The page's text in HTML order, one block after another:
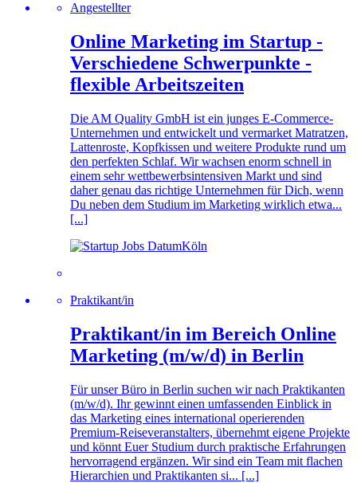
Angestellter
Online Marketing im Startup -
Verschiedene Schwerpunkte -
flexible Arbeitszeiten
Die AM Quality GmbH ist ein junges E-Commerce-
Unternehmen und entwickelt und vermarket Matratzen,
Lattenroste, Kopfkissen und weitere Produkte rund um
den perfekten Schlaf. Wir wachsen enorm schnell in
einem sehr wettbewerbsintensiven Markt und sind
daher genau das richtige Unternehmen für Dich, wenn
Du neben dem Studium im Marketing wirklich etwa...
[...]
Köln
Prak­ti­kan­t/in
Prak­ti­kan­t/in im Be­reich On­line
Mar­ke­ting (m/w/d) in Berlin
Für unser Büro in Berlin suchen wir nach Praktikanten
(m/w/d). Ihr gewinnt einen umfassenden Einblick in
das Marketing eines international operierenden
Premium-Reiseveranstalters, übernehmt eigene Projekte
und könnt Euer Studium durch praktische Erfahrungen
hervorragend ergänzen. Wir sind ein Team mit flachen
Hierarchien und Praktikanten si... [...]